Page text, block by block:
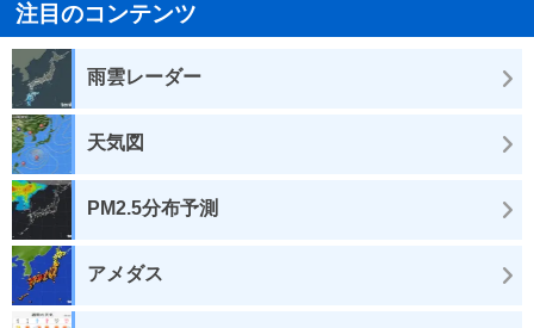
注目のコンテンツ
雨雲レーダー
天気図
PM2.5分布予測
アメダス